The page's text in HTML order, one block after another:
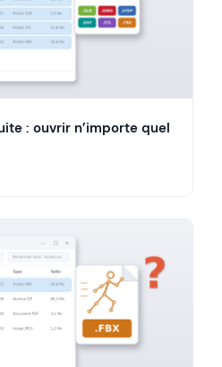
: ouvrir n’importe quel